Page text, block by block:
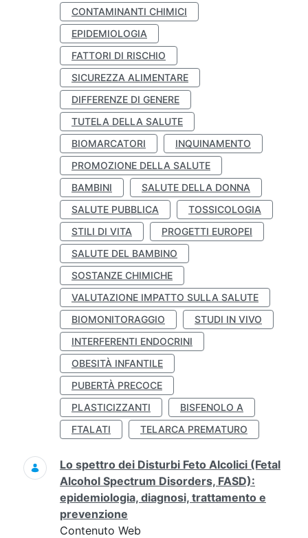
CONTAMINANTI CHIMICI
EPIDEMIOLOGIA
FATTORI DI RISCHIO
SICUREZZA ALIMENTARE
DIFFERENZE DI GENERE
TUTELA DELLA SALUTE
BIOMARCATORI
INQUINAMENTO
PROMOZIONE DELLA SALUTE
BAMBINI
SALUTE DELLA DONNA
SALUTE PUBBLICA
TOSSICOLOGIA
STILI DI VITA
PROGETTI EUROPEI
SALUTE DEL BAMBINO
SOSTANZE CHIMICHE
VALUTAZIONE IMPATTO SULLA SALUTE
BIOMONITORAGGIO
STUDI IN VIVO
INTERFERENTI ENDOCRINI
OBESITÀ INFANTILE
PUBERTÀ PRECOCE
PLASTICIZZANTI
BISFENOLO A
FTALATI
TELARCA PREMATURO
Lo spettro dei Disturbi Feto Alcolici (Fetal
Alcohol Spectrum Disorders, FASD):
epidemiologia, diagnosi, trattamento e
prevenzione
Contenuto Web